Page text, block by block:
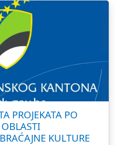
PROJEKATA PO
KULTURE